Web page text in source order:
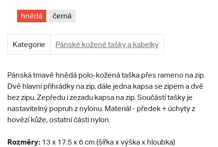
hnědá černá
Kategorie Pánské kožené tašky a kabelky
Pánská tmavě hnědá polo-kožená taška přes rameno na zip.
Dvě hlavní přihrádky na zip, dále jedna kapsa se zipem a dvě
bez zipu. Zepředu i zezadu kapsa na zip. Součástí tašky je
nastavitelný popruh z nylonu. Materiál - předek + úchyty z
hovězí kůže, ostatní části nylon.
Rozměry: 13 x 17.5 x 6 cm (šířka x výška x hloubka)